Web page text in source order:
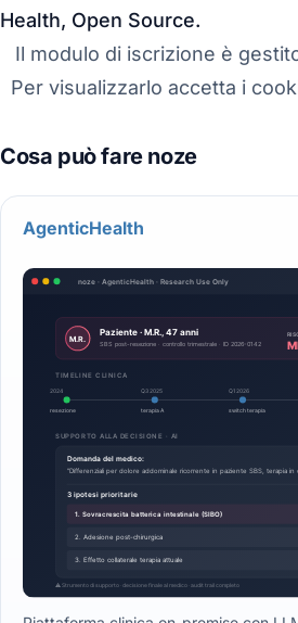
AgenticHealth
Health, Open Source.
Il modulo di iscrizione è
Per visualizzarlo accetta i